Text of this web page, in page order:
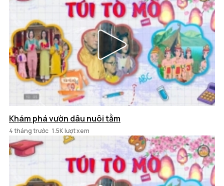
Khám phá vườn dâu nuôi tằm
4 tháng trước 1.5K lượt xem